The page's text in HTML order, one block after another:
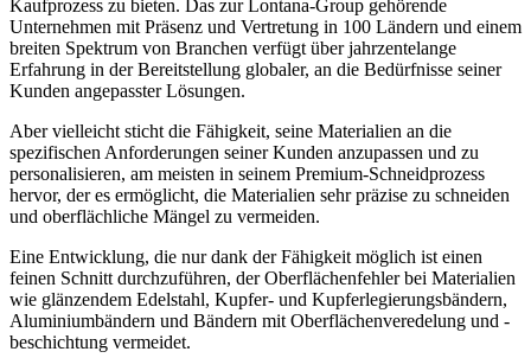
Kaufprozess zu bieten. Das zur Lontana-Group gehörende
Unternehmen mit Präsenz und Vertretung in 100 Ländern und einem
breiten Spektrum von Branchen verfügt über jahrzentelange
Erfahrung in der Bereitstellung globaler, an die Bedürfnisse seiner
Kunden angepasster Lösungen.
Aber vielleicht sticht die Fähigkeit, seine Materialien an die
spezifischen Anforderungen seiner Kunden anzupassen und zu
personalisieren, am meisten in seinem Premium-Schneidprozess
hervor, der es ermöglicht, die Materialien sehr präzise zu schneiden
und oberflächliche Mängel zu vermeiden.
Eine Entwicklung, die nur dank der Fähigkeit möglich ist einen
feinen Schnitt durchzuführen, der Oberflächenfehler bei Materialien
wie glänzendem Edelstahl, Kupfer- und Kupferlegierungsbändern,
Aluminiumbändern und Bändern mit Oberflächenveredelung und -
beschichtung vermeidet.